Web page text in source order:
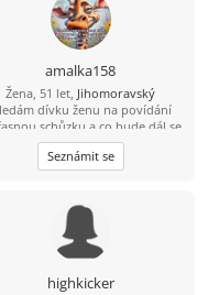
amalka158
Žena, 51 let, Jihomoravský
dívku ženu na povídání
schůzku a co bude dál se
uvidí
Seznámit se
highkicker